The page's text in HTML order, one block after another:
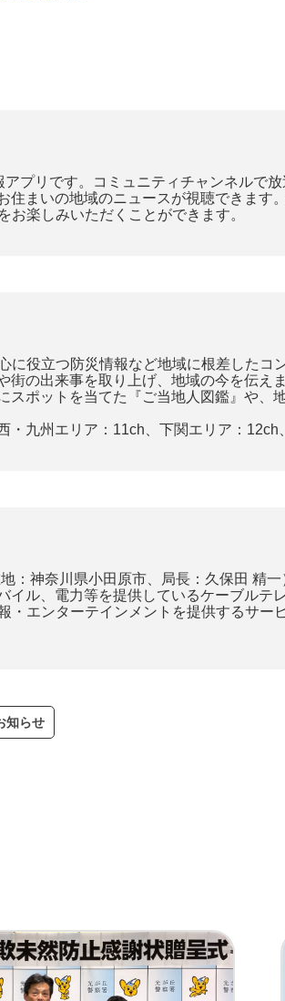
プリです。コミュニティチャンネルで
まいの地域のニュースが視聴できます
楽しみいただくことができます。
役立つ防災情報など地域に根差したコ
の出来事を取り上げ、地域の今を伝え
ポットを当てた『ご当地人図鑑』や、
九州エリア：11ch、下関エリア：12ch
神奈川県小田原市、局長：久保田 精
ル、電力等を提供しているケーブルテ
エンターテインメントを提供するサー
知らせ